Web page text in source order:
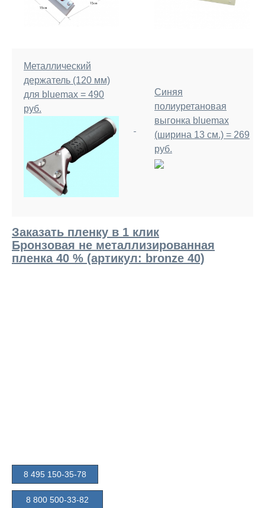
Металлический
держатель (120 мм)
для bluemax = 490
руб.
Синяя
полиуретановая
выгонка bluemax
(ширина 13 см.) = 269
руб.
Заказать пленку в 1 клик
Бронзовая не металлизированная
пленка 40 % (артикул: bronze 40)
8 495 150-35-78
8 800 500-33-82